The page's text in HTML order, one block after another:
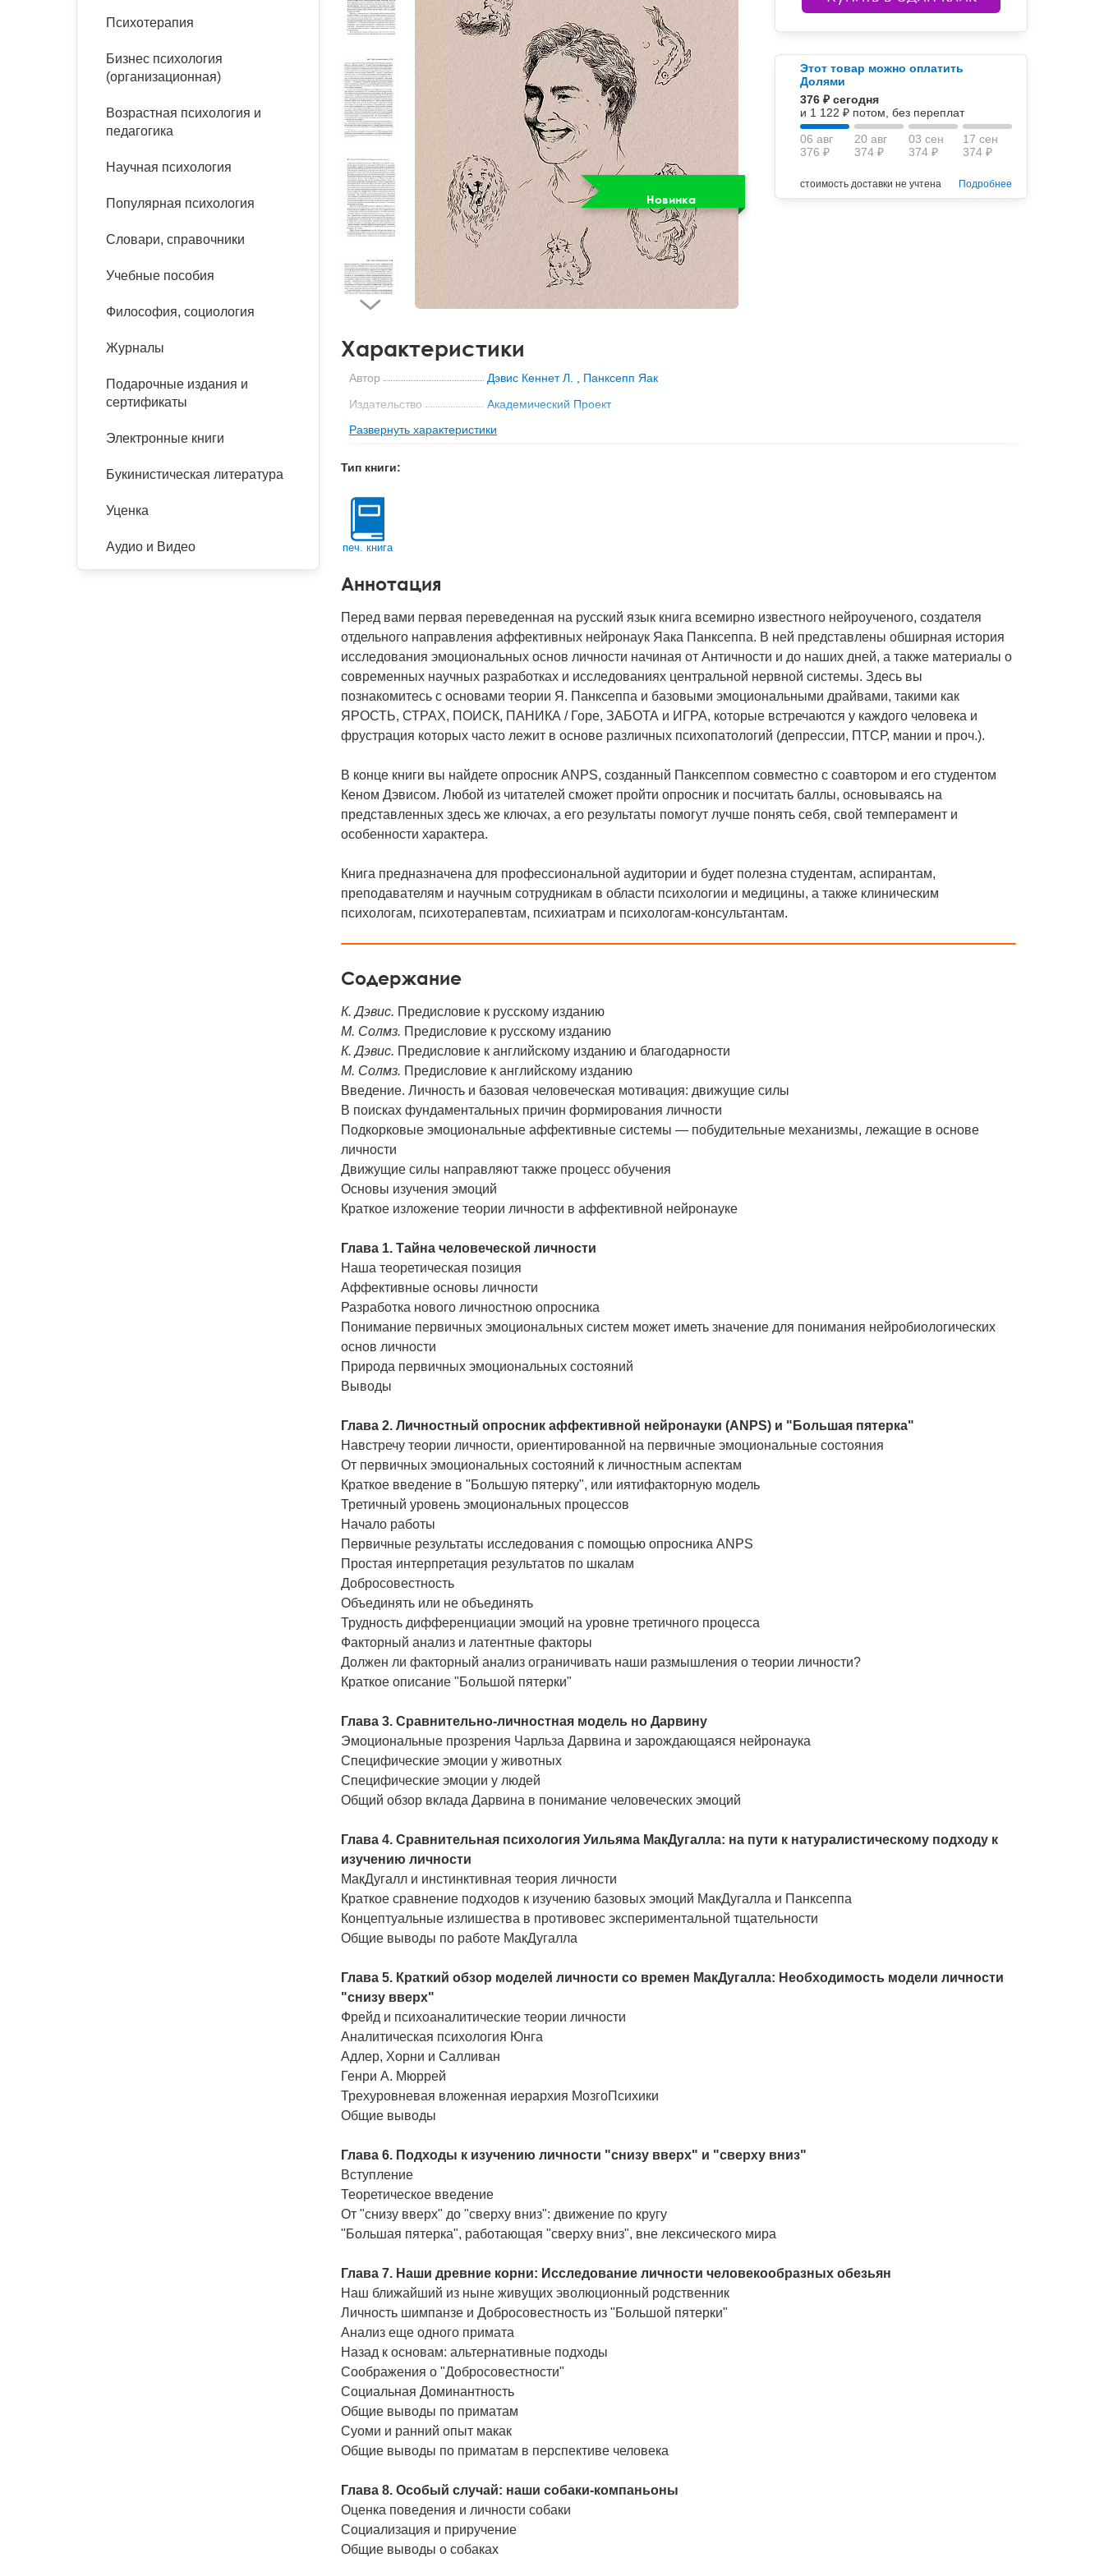
Расстройства пищевого
Тревожные расстройства,
Песочная терапия
Психодрама
Сказкотерапия
Другие направления
психотерапии
Классический, эриксоновский
Психология труда и
Психофизиология
Социальная психология
Социальная и
Учебная литература
Классический и юнгианский
Новинка
Этот товар можно оплатить
Долями
376 ₽ сегодня
и 1 122 ₽ потом, без переплат
06 авг
376 ₽
20 авг
374 ₽
03 сен
374 ₽
17 сен
374 ₽
стоимость доставки не учтена Подробнее
Характеристики
Автор Дэвис Кеннет Л.
Панксепп Яак
Издательство
Академический Проект
Формат книги
222x153x24 мм
Кол-во стр
Год
Код
Развернуть характеристики
Тип книги:
печ. книга
Аннотация
Перед вами первая переведенная на русский язык книга всемирно известного нейроученого, создателя
отдельного направления аффективных нейронаук Яака Панксеппа. В ней представлены обширная история
исследования эмоциональных основ личности начиная от Античности и до наших дней, а также материалы о
современных научных разработках и исследованиях центральной нервной системы. Здесь вы
познакомитесь с основами теории Я. Панксеппа и базовыми эмоциональными драйвами, такими как
ЯРОСТЬ, СТРАХ, ПОИСК, ПАНИКА / Горе, ЗАБОТА и ИГРА, которые встречаются у каждого человека и
фрустрация которых часто лежит в основе различных психопатологий (депрессии, ПТСР, мании и проч.).
В конце книги вы найдете опросник ANPS, созданный Панксеппом совместно с соавтором и его студентом
Кеном Дэвисом. Любой из читателей сможет пройти опросник и посчитать баллы, основываясь на
представленных здесь же ключах, а его результаты помогут лучше понять себя, свой темперамент и
особенности характера.
Книга предназначена для профессиональной аудитории и будет полезна студентам, аспирантам,
преподавателям и научным сотрудникам в области психологии и медицины, а также клиническим
психологам, психотерапевтам, психиатрам и психологам-консультантам.
Содержание
К. Дэвис. Предисловие к русскому изданию
М. Солмз. Предисловие к русскому изданию
К. Дэвис. Предисловие к английскому изданию и благодарности
М. Солмз. Предисловие к английскому изданию
Введение. Личность и базовая человеческая мотивация: движущие силы
В поисках фундаментальных причин формирования личности
Подкорковые эмоциональные аффективные системы — побудительные механизмы, лежащие в основе
личности
Движущие силы направляют также процесс обучения
Основы изучения эмоций
Краткое изложение теории личности в аффективной нейронауке
Глава 1. Тайна человеческой личности
Наша теоретическая позиция
Аффективные основы личности
Разработка нового личностною опросника
Понимание первичных эмоциональных систем может иметь значение для понимания нейробиологических
основ личности
Природа первичных эмоциональных состояний
Выводы
Глава 2. Личностный опросник аффективной нейронауки (ANPS) и "Большая пятерка"
Навстречу теории личности, ориентированной на первичные эмоциональные состояния
От первичных эмоциональных состояний к личностным аспектам
Краткое введение в "Большую пятерку", или иятифакторную модель
Третичный уровень эмоциональных процессов
Начало работы
Первичные результаты исследования с помощью опросника ANPS
Простая интерпретация результатов по шкалам
Добросовестность
Объединять или не объединять
Трудность дифференциации эмоций на уровне третичного процесса
Факторный анализ и латентные факторы
Должен ли факторный анализ ограничивать наши размышления о теории личности?
Краткое описание "Большой пятерки"
Глава 3. Сравнительно-личностная модель но Дарвину
Эмоциональные прозрения Чарльза Дарвина и зарождающаяся нейронаука
Специфические эмоции у животных
Специфические эмоции у людей
Общий обзор вклада Дарвина в понимание человеческих эмоций
Глава 4. Сравнительная психология Уильяма МакДугалла: на пути к натуралистическому подходу к
изучению личности
МакДугалл и инстинктивная теория личности
Краткое сравнение подходов к изучению базовых эмоций МакДугалла и Панксеппа
Концептуальные излишества в противовес экспериментальной тщательности
Общие выводы по работе МакДугалла
Глава 5. Краткий обзор моделей личности со времен МакДугалла: Необходимость модели личности
"снизу вверх"
Фрейд и психоаналитические теории личности
Аналитическая психология Юнга
Адлер, Хорни и Салливан
Генри А. Мюррей
Трехуровневая вложенная иерархия МозгоПсихики
Общие выводы
Глава 6. Подходы к изучению личности "снизу вверх" и "сверху вниз"
Вступление
Теоретическое введение
От "снизу вверх" до "сверху вниз": движение по кругу
"Большая пятерка", работающая "сверху вниз", вне лексического мира
Глава 7. Наши древние корни: Исследование личности человекообразных обезьян
Наш ближайший из ныне живущих эволюционный родственник
Личность шимпанзе и Добросовестность из "Большой пятерки"
Анализ еще одного примата
Назад к основам: альтернативные подходы
Соображения о "Добросовестности"
Социальная Доминантность
Общие выводы по приматам
Суоми и ранний опыт макак
Общие выводы по приматам в перспективе человека
Глава 8. Особый случай: наши собаки-компаньоны
Оценка поведения и личности собаки
Социализация и приручение
Общие выводы о собаках
Психотерапия
Бизнес психология
(организационная)
Возрастная психология и
педагогика
Научная психология
Популярная психология
Словари, справочники
Учебные пособия
Философия, социология
Журналы
Подарочные издания и
сертификаты
Электронные книги
Букинистическая литература
Уценка
Аудио и Видео